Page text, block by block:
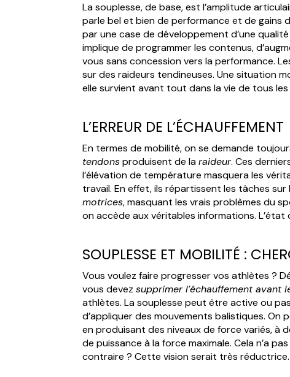
La souplesse, de base, est l’amplitude
parle bel et bien de performance et de gains
par une case de développement d’une
implique de programmer les contenus,
vous sans concession vers la performance.
sur des raideurs tendineuses. Une situation
elle survient avant tout dans la vie de tous
L’ERREUR DE L’ÉCHAUFFEMENT
En termes de mobilité, on se demande
tendonsproduisent de laraideur. Ces
l’élévation de température masquera les
travail. En effet, ils répartissent les tâches
motrices, masquant les vrais problèmes du
on accède aux véritables informations. L’état
SOUPLESSE ET MOBILITÉ :
Vous voulez faire progresser vos athlètes ?
vous devezsupprimer l’échauffement avant
athlètes. La souplesse peut être active ou
d’appliquer des mouvements balistiques.
en produisant des niveaux de force variés, à
de puissance à la force maximale. Cela n’a
contraire ? Cette vision serait très réductrice.